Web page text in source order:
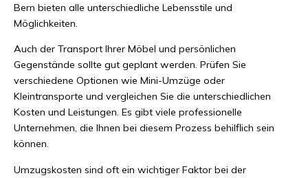
Bern bieten alle unterschiedliche Lebensstile und
Möglichkeiten.
Auch der Transport Ihrer Möbel und persönlichen
Gegenstände sollte gut geplant werden. Prüfen Sie
verschiedene Optionen wie Mini-Umzüge oder
Kleintransporte und vergleichen Sie die unterschiedlichen
Kosten und Leistungen. Es gibt viele professionelle
Unternehmen, die Ihnen bei diesem Prozess behilflich sein
können.
Umzugskosten sind oft ein wichtiger Faktor bei der